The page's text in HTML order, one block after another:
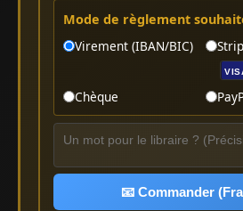
Mode de règlement
Virement (IBAN/BIC)
Chèque
📧 Commander